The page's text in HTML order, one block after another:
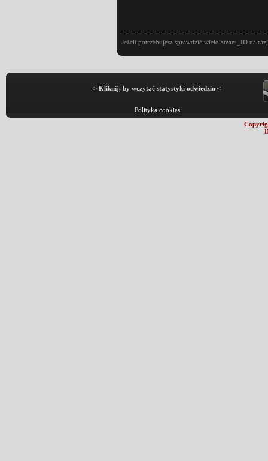
Jeżeli potrzebujesz sprawdzić wiele Steam_ID na
> Kliknij, by wczytać statystyki odwiedzin <
Polityka cookies